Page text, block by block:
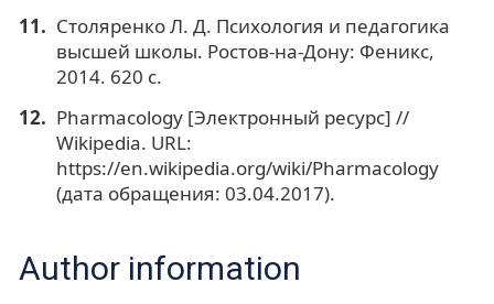
Столяренко Л. Д. Психология и педагогика
высшей школы. Ростов-на-Дону: Феникс,
2014. 620 с.
Pharmacology [Электронный ресурс] //
Wikipedia. URL:
https://en.wikipedia.org/wiki/Pharmacology
(дата обращения: 03.04.2017).
Author information